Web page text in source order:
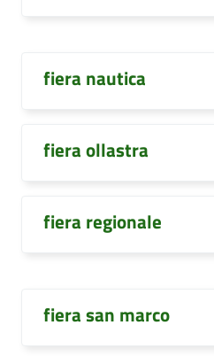
fiera nautica
fiera ollastra
fiera regionale
fiera san marco